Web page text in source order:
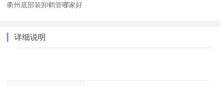
衢州底部装卸鹤管哪家好
详细说明